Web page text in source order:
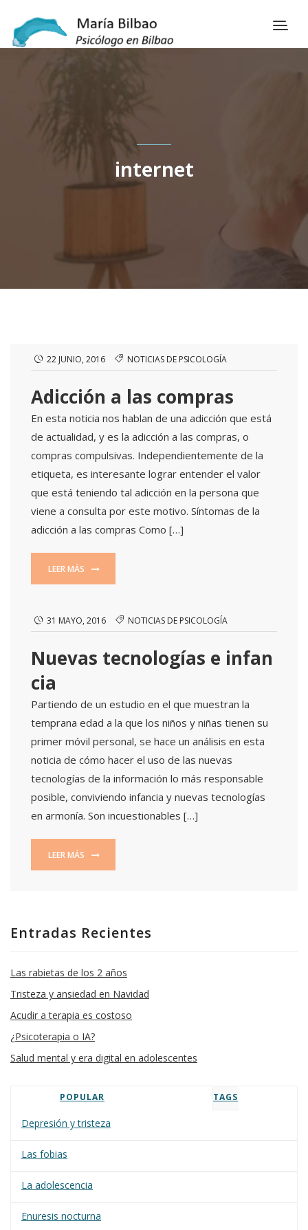
internet
22 JUNIO, 2016 NOTICIAS DE PSICOLOGÍA
Adicción a las compras
En esta noticia nos hablan de una adicción que está
de actualidad, y es la adicción a las compras, o
compras compulsivas. Independientemente de la
etiqueta, es interesante lograr entender el valor
que está teniendo tal adicción en la persona que
viene a consulta por este motivo. Síntomas de la
adicción a las compras Como […]
LEER MÁS
31 MAYO, 2016 NOTICIAS DE PSICOLOGÍA
Nuevas tecnologías e infan
cia
Partiendo de un estudio en el que muestran la
temprana edad a la que los niños y niñas tienen su
primer móvil personal, se hace un análisis en esta
noticia de cómo hacer el uso de las nuevas
tecnologías de la información lo más responsable
posible, conviviendo infancia y nuevas tecnologías
en armonía. Son incuestionables […]
LEER MÁS
Entradas Recientes
Las rabietas de los 2 años
Tristeza y ansiedad en Navidad
Acudir a terapia es costoso
¿Psicoterapia o IA?
Salud mental y era digital en adolescentes
POPULAR TAGS
Depresión y tristeza
Las fobias
La adolescencia
Enuresis nocturna